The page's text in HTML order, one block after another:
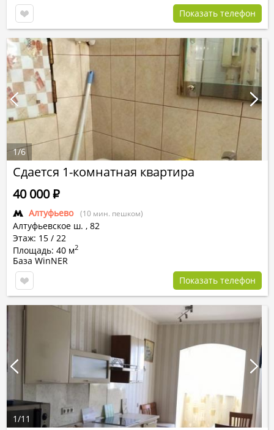
Показать телефон
Сдается 1-комнатная квартира
Алтуфьево (10 мин. пешком)
Алтуфьевское ш. , 82
Этаж: 15 / 22
Площадь: 40 м2
40 000Р
База WinNER
Показать телефон
1/6
1/11